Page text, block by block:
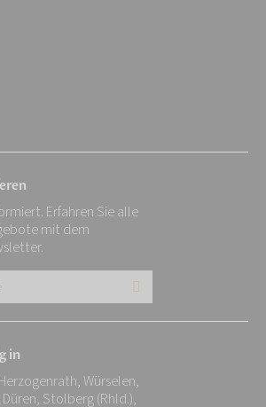
Erfahren Sie alle
mit dem
in
Würselen,
Stolberg (Rhld.),